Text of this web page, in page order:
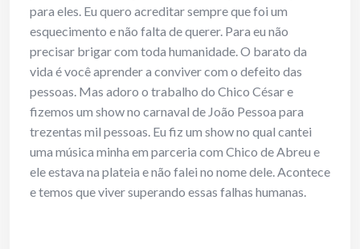
para eles. Eu quero acreditar sempre que foi um
esquecimento e não falta de querer. Para eu não
precisar brigar com toda humanidade. O barato da
vida é você aprender a conviver com o defeito das
pessoas. Mas adoro o trabalho do Chico César e
fizemos um show no carnaval de João Pessoa para
trezentas mil pessoas. Eu fiz um show no qual cantei
uma música minha em parceria com Chico de Abreu e
ele estava na plateia e não falei no nome dele. Acontece
e temos que viver superando essas falhas humanas.